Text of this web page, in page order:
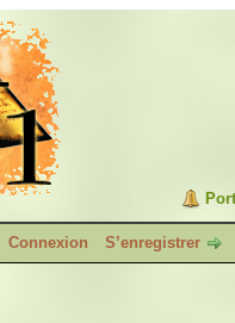
Connexion S’enregistrer